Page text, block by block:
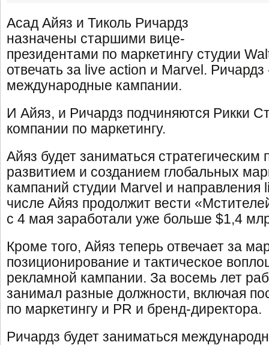
Асад Айяз и Тиколь Ричардз
назначены старшими вице-
президентами по маркетингу студии
отвечать за live action и Marvel.
международные кампании.
И Айяз, и Ричардз подчиняются Рикки
компании по маркетингу.
Айяз будет заниматься
развитием и созданием глобальных
кампаний студии Marvel и направления
числе Айяз продолжит вести
с 4 мая заработали уже больше $1,4
Кроме того, Айяз теперь отвечает за
позиционирование и тактическое
рекламной кампании. За восемь лет
занимал разные должности, включая
по маркетингу и PR и бренд-директора.
Ричардз будет заниматься